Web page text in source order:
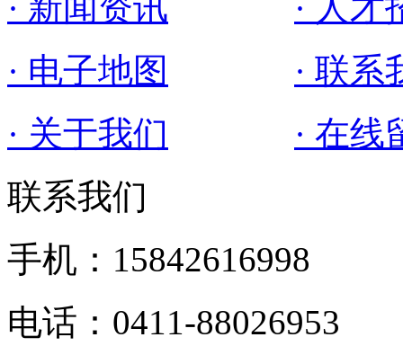
· 电子地图
· 联系
· 关于我们
· 在线
联系我们
手机：15842616998
电话：0411-88026953